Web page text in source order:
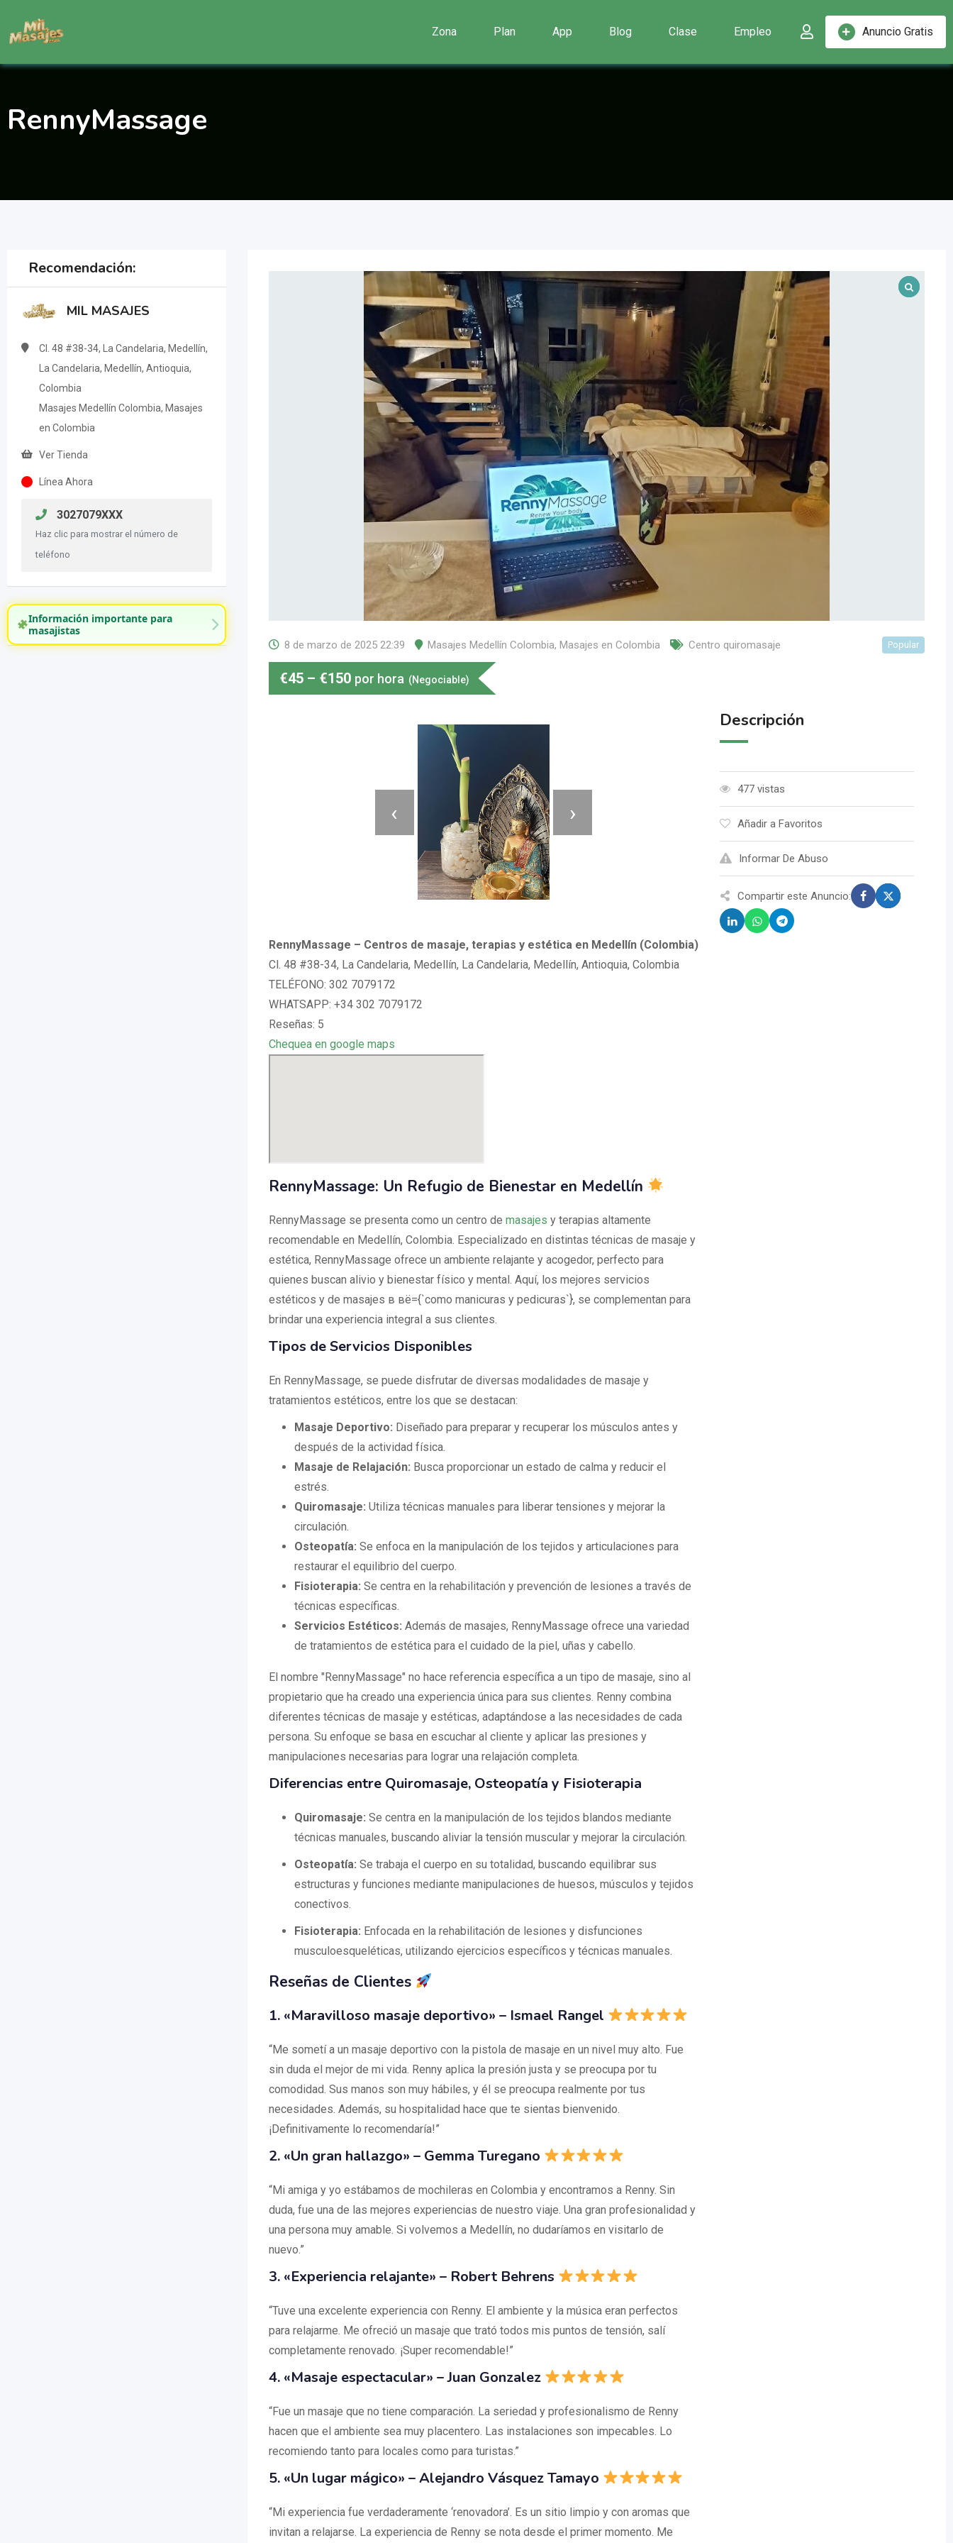
contenido
Anuncio Gratis
Zona Plan App Blog Clase Empleo
RennyMassage
Recomendación:
MIL MASAJES
Cl. 48 #38-34, La Candelaria, Medellín,
La Candelaria, Medellín, Antioquia,
Colombia
Masajes Medellín Colombia, Masajes
en Colombia
Ver Tienda
Línea Ahora
3027079XXX
Haz clic para mostrar el número de
teléfono
Información importante para
masajistas
8 de marzo de 2025 22:39 Masajes Medellín Colombia, Masajes en Colombia Centro quiromasaje Popular
€45 – €150 por hora (Negociable)
‹ ›
RennyMassage – Centros de masaje, terapias y estética en Medellín (Colombia)
Cl. 48 #38-34, La Candelaria, Medellín, La Candelaria, Medellín, Antioquia, Colombia
TELÉFONO: 302 7079172
WHATSAPP: +34 302 7079172
Reseñas: 5
Chequea en google maps
RennyMassage: Un Refugio de Bienestar en Medellín
RennyMassage se presenta como un centro de masajes y terapias altamente
recomendable en Medellín, Colombia. Especializado en distintas técnicas de masaje y
estética, RennyMassage ofrece un ambiente relajante y acogedor, perfecto para
quienes buscan alivio y bienestar físico y mental. Aquí, los mejores servicios
estéticos y de masajes в вë={`como manicuras y pedicuras`}, se complementan para
brindar una experiencia integral a sus clientes.
Tipos de Servicios Disponibles
En RennyMassage, se puede disfrutar de diversas modalidades de masaje y
tratamientos estéticos, entre los que se destacan:
Masaje Deportivo: Diseñado para preparar y recuperar los músculos antes y
después de la actividad física.
Masaje de Relajación: Busca proporcionar un estado de calma y reducir el
estrés.
Quiromasaje: Utiliza técnicas manuales para liberar tensiones y mejorar la
circulación.
Osteopatía: Se enfoca en la manipulación de los tejidos y articulaciones para
restaurar el equilibrio del cuerpo.
Fisioterapia: Se centra en la rehabilitación y prevención de lesiones a través de
técnicas específicas.
Servicios Estéticos: Además de masajes, RennyMassage ofrece una variedad
de tratamientos de estética para el cuidado de la piel, uñas y cabello.
El nombre "RennyMassage" no hace referencia específica a un tipo de masaje, sino al
propietario que ha creado una experiencia única para sus clientes. Renny combina
diferentes técnicas de masaje y estéticas, adaptándose a las necesidades de cada
persona. Su enfoque se basa en escuchar al cliente y aplicar las presiones y
manipulaciones necesarias para lograr una relajación completa.
Diferencias entre Quiromasaje, Osteopatía y Fisioterapia
Quiromasaje: Se centra en la manipulación de los tejidos blandos mediante
técnicas manuales, buscando aliviar la tensión muscular y mejorar la circulación.
Osteopatía: Se trabaja el cuerpo en su totalidad, buscando equilibrar sus
estructuras y funciones mediante manipulaciones de huesos, músculos y tejidos
conectivos.
Fisioterapia: Enfocada en la rehabilitación de lesiones y disfunciones
musculoesqueléticas, utilizando ejercicios específicos y técnicas manuales.
Reseñas de Clientes
1. «Maravilloso masaje deportivo» – Ismael Rangel
“Me sometí a un masaje deportivo con la pistola de masaje en un nivel muy alto. Fue
sin duda el mejor de mi vida. Renny aplica la presión justa y se preocupa por tu
comodidad. Sus manos son muy hábiles, y él se preocupa realmente por tus
necesidades. Además, su hospitalidad hace que te sientas bienvenido.
¡Definitivamente lo recomendaría!”
2. «Un gran hallazgo» – Gemma Turegano
“Mi amiga y yo estábamos de mochileras en Colombia y encontramos a Renny. Sin
duda, fue una de las mejores experiencias de nuestro viaje. Una gran profesionalidad y
una persona muy amable. Si volvemos a Medellín, no dudaríamos en visitarlo de
nuevo.”
3. «Experiencia relajante» – Robert Behrens
“Tuve una excelente experiencia con Renny. El ambiente y la música eran perfectos
para relajarme. Me ofreció un masaje que trató todos mis puntos de tensión, salí
completamente renovado. ¡Super recomendable!”
4. «Masaje espectacular» – Juan Gonzalez
“Fue un masaje que no tiene comparación. La seriedad y profesionalismo de Renny
hacen que el ambiente sea muy placentero. Las instalaciones son impecables. Lo
recomiendo tanto para locales como para turistas.”
5. «Un lugar mágico» – Alejandro Vásquez Tamayo
“Mi experiencia fue verdaderamente ‘renovadora’. Es un sitio limpio y con aromas que
invitan a relajarse. La experiencia de Renny se nota desde el primer momento. Me
Descripción
477 vistas
Añadir a Favoritos
Informar De Abuso
Compartir este Anuncio: